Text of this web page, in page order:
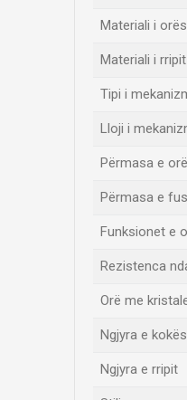
Materiali i orës
Materiali i rripit
Tipi i
Lloji i
Përmasa e
Përmasa e
Funksionet e
Rezistenca
Orë me
Ngjyra e
Ngjyra e rripit